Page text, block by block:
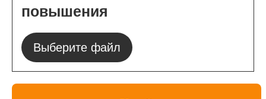
повышения
Выберите файл